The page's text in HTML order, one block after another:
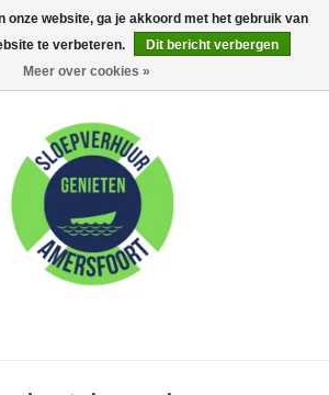
0 Artikelen - €0,00
onze website, ga je akkoord met het gebruik van
te verbeteren.
Dit bericht verbergen
Meer over cookies »